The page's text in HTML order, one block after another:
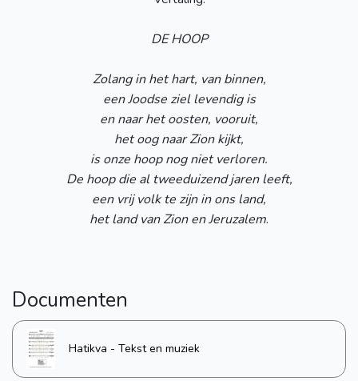
DE HOOP
Zolang in het hart, van binnen,
een Joodse ziel levendig is
en naar het oosten, vooruit,
het oog naar Zion kijkt,
is onze hoop nog niet verloren.
De hoop die al tweeduizend jaren leeft,
een vrij volk te zijn in ons land,
het land van Zion en Jeruzalem.
Documenten
Hatikva - Tekst en muziek